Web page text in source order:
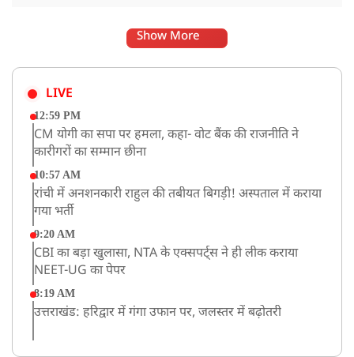
Show More
LIVE
12:59 PM
CM योगी का सपा पर हमला, कहा- वोट बैंक की राजनीति ने
कारीगरों का सम्मान छीना
10:57 AM
रांची में अनशनकारी राहुल की तबीयत बिगड़ी! अस्पताल में कराया
गया भर्ती
9:20 AM
CBI का बड़ा खुलासा, NTA के एक्सपर्ट्स ने ही लीक कराया
NEET-UG का पेपर
8:19 AM
उत्तराखंड: हरिद्वार में गंगा उफान पर, जलस्तर में बढ़ोतरी